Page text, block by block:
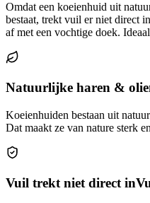
Omdat een koeienhuid uit
bestaat, trekt vuil er niet direct
af met een vochtige doek.
Natuurlijke haren &
Koeienhuiden bestaan uit
Dat maakt ze van nature sterk
Vuil trekt niet direct in